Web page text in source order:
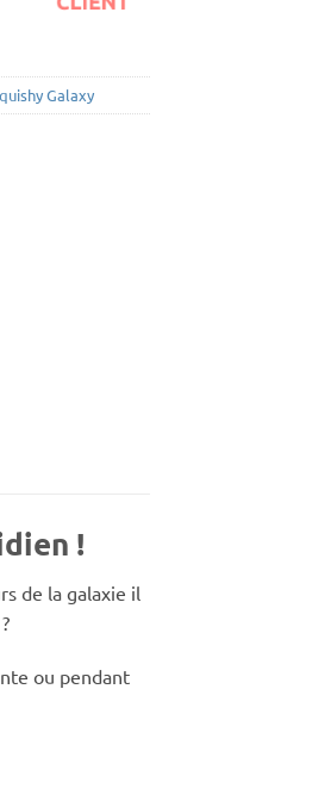
Galaxy
!
de la galaxie il
ou pendant